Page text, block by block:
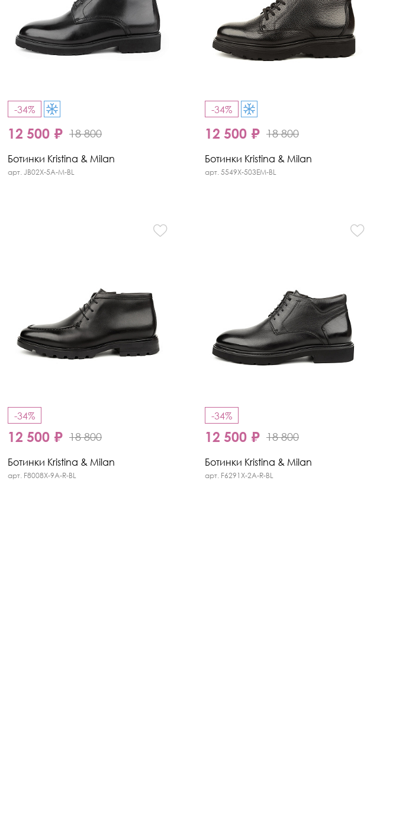
-34%
12 500 ₽ 18 800
Ботинки Kristina & Milan
арт. JB02X-5A-M-BL
-34%
12 500 ₽ 18 800
Ботинки Kristina & Milan
арт. 5549X-503EM-BL
-34%
12 500 ₽ 18 800
Ботинки Kristina & Milan
арт. F8008X-9A-R-BL
-34%
12 500 ₽ 18 800
Ботинки Kristina & Milan
арт. F6291X-2A-R-BL